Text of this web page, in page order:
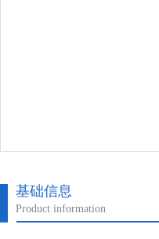
基础信息
Product information